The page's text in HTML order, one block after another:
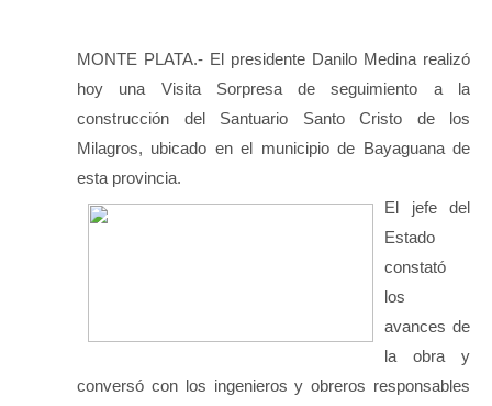
MONTE PLATA.- El presidente Danilo Medina realizó
hoy una Visita Sorpresa de seguimiento a la
construcción del Santuario Santo Cristo de los
Milagros, ubicado en el municipio de Bayaguana de
esta provincia.
El jefe del
Estado
constató
los
avances de
la obra y
conversó con los ingenieros y obreros responsables